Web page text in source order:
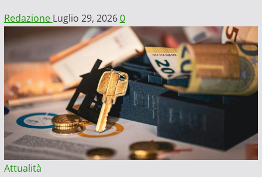
Redazione Luglio 29, 20260
Attualità